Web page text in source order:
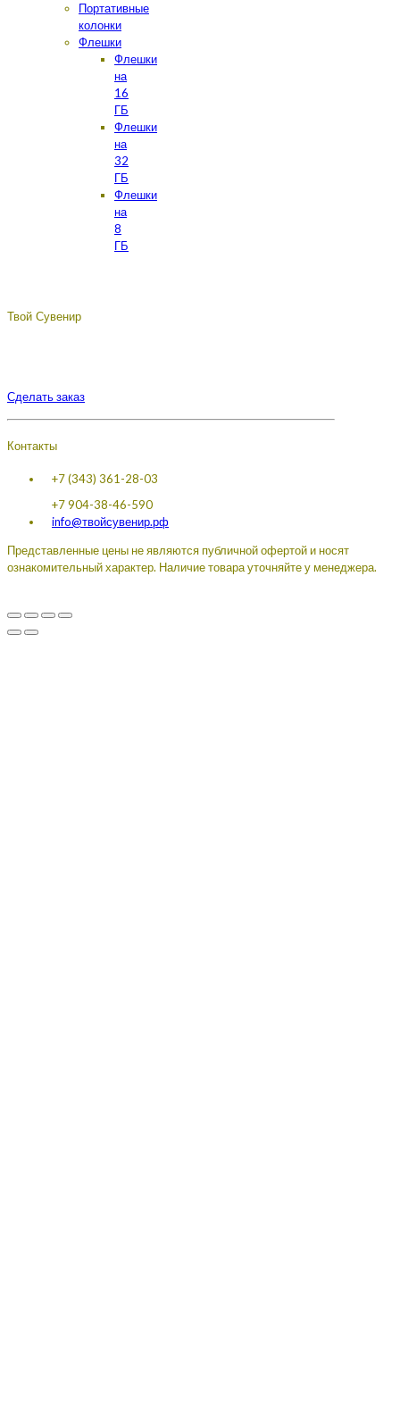
Портативные
колонки
Флешки
Флешки
на
16
ГБ
Флешки
на
32
ГБ
Флешки
на
8
ГБ
Твой Сувенир
Сделать заказ
Контакты
+7 (343) 361-28-03
+7 904-38-46-590
info@твойсувенир.рф
Представленные цены не являются публичной офертой и носят
ознакомительный характер. Наличие товара уточняйте у менеджера.